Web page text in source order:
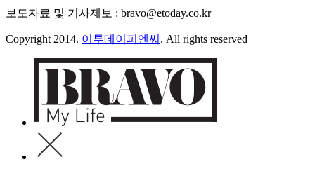
보도자료 및 기사제보 : bravo@etoday.co.kr
Copyright 2014. 이투데이피엔씨 . All rights reserved